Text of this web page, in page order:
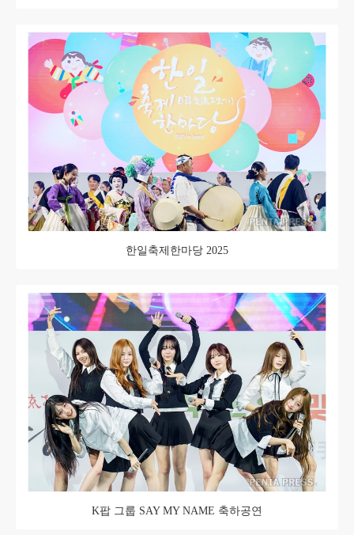
한일축제한마당 2025
K팝 그룹 SAY MY NAME 축하공연